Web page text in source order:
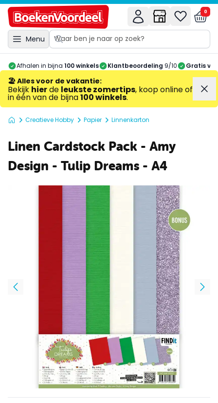
Menu
0
Afhalen in bijna 100 winkels Klantbeoordeling 9/10 Gratis
🏖️ Alles voor de vakantie:
Bekijk hierde leukste zomertips, koop online of
in één van de bijna100 winkels.
Creatieve Hobby Papier Linnenkarton
Linen Cardstock Pack - Amy
Design - Tulip Dreams - A4